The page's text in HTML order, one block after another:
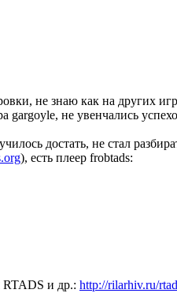
не знаю как на других
gargoyle, не увенчались
достать, не стал
), есть плеер frobtads:
RTADS и др.: http://rilarhiv.ru/